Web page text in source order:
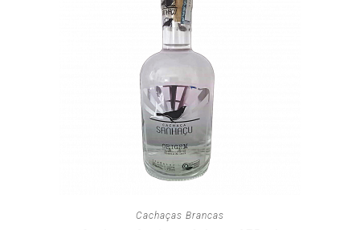
Cachaças Brancas